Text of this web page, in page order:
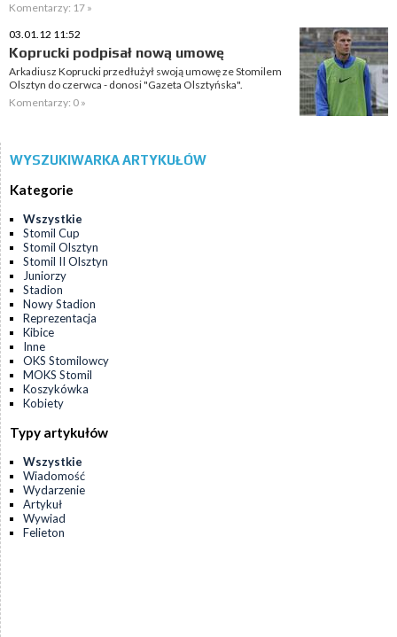
Komentarzy: 17 »
03.01.12 11:52
Koprucki podpisał nową umowę
Arkadiusz Koprucki przedłużył swoją umowę ze Stomilem
Olsztyn do czerwca - donosi "Gazeta Olsztyńska".
Komentarzy: 0 »
WYSZUKIWARKA ARTYKUŁÓW
Kategorie
Wszystkie
Stomil Cup
Stomil Olsztyn
Stomil II Olsztyn
Juniorzy
Stadion
Nowy Stadion
Reprezentacja
Kibice
Inne
OKS Stomilowcy
MOKS Stomil
Koszykówka
Kobiety
Typy artykułów
Wszystkie
Wiadomość
Wydarzenie
Artykuł
Wywiad
Felieton